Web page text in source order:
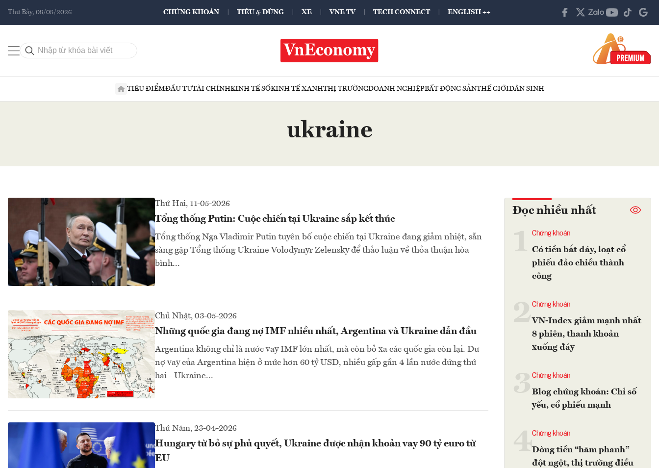
Thứ Bảy, 08/08/2026 CHỨNG KHOÁN TIÊU & DÙNG XE VNE TV TECH CONNECT ENGLISH ++
TIÊU ĐIỂMĐẦU TƯTÀI CHÍNHKINH TẾ SỐKINH TẾ XANHTHỊ TRƯỜNGDOANH NGHIỆPBẤT ĐỘNG SẢNTHẾ GIỚIDÂN SINH
ukraine
Thứ Hai, 11-05-2026
Tổng thống Putin: Cuộc chiến tại Ukraine sắp kết thúc
Tổng thống Nga Vladimir Putin tuyên bố cuộc chiến tại Ukraine đang giảm nhiệt, sẵn
sàng gặp Tổng thống Ukraine Volodymyr Zelensky để thảo luận về thỏa thuận hòa
bình...
Chủ Nhật, 03-05-2026
Những quốc gia đang nợ IMF nhiều nhất, Argentina và Ukraine dẫn đầu
Argentina không chỉ là nước vay IMF lớn nhất, mà còn bỏ xa các quốc gia còn lại. Dư
nợ vay của Argentina hiện ở mức hơn 60 tỷ USD, nhiều gấp gần 4 lần nước đứng thứ
hai - Ukraine...
Thứ Năm, 23-04-2026
Hungary từ bỏ sự phủ quyết, Ukraine được nhận khoản vay 90 tỷ euro từ
EU
Đọc nhiều nhất
Chứng khoán
Có tiền bắt đáy, loạt cổ
phiếu đảo chiều thành
công
2Chứng khoán
VN-Index giảm mạnh nhất
8 phiên, thanh khoản
xuống đáy
Chứng khoán
Blog chứng khoán: Chỉ số
yếu, cổ phiếu mạnh
4Chứng khoán
Dòng tiền “hãm phanh”
đột ngột, thị trường điều